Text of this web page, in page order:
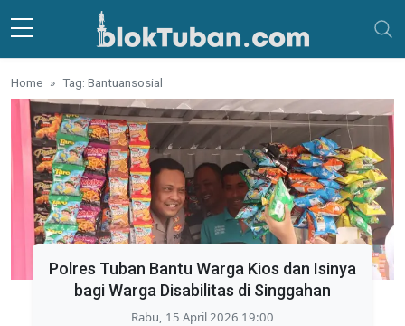
Skip to main content
Home Tag: Bantuansosial
Polres Tuban Bantu Warga Kios dan Isinya
bagi Warga Disabilitas di Singgahan
Rabu, 15 April 2026 19:00